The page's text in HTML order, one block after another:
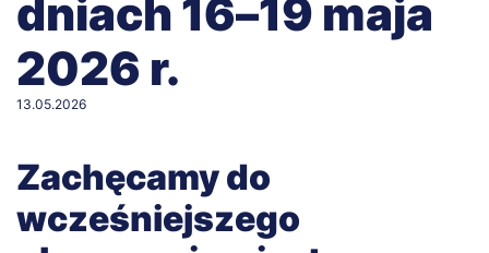
dniach 16–19 maja
2026 r.
13.05.2026
Zachęcamy do
wcześniejszego